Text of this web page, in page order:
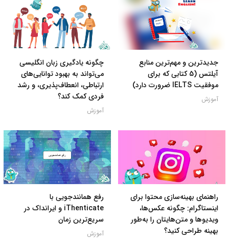
جدیدترین و مهم‌ترین منابع
آیلتس (5 کتابی که برای
موفقیت IELTS ضرورت دارد)
آموزش
چگونه یادگیری زبان انگلیسی
می‌تواند به بهبود توانایی‌های
ارتباطی، انعطاف‌پذیری، و رشد
فردی کمک کند؟
آموزش
راهنمای بهینه‌سازی محتوا برای
اینستاگرام: چگونه عکس‌ها،
ویدیوها و متن‌هایتان را به‌طور
بهینه طراحی کنید؟
رفع همانندجویی با
iThenticate و ایرانداک در
سریع‌ترین زمان
آموزش